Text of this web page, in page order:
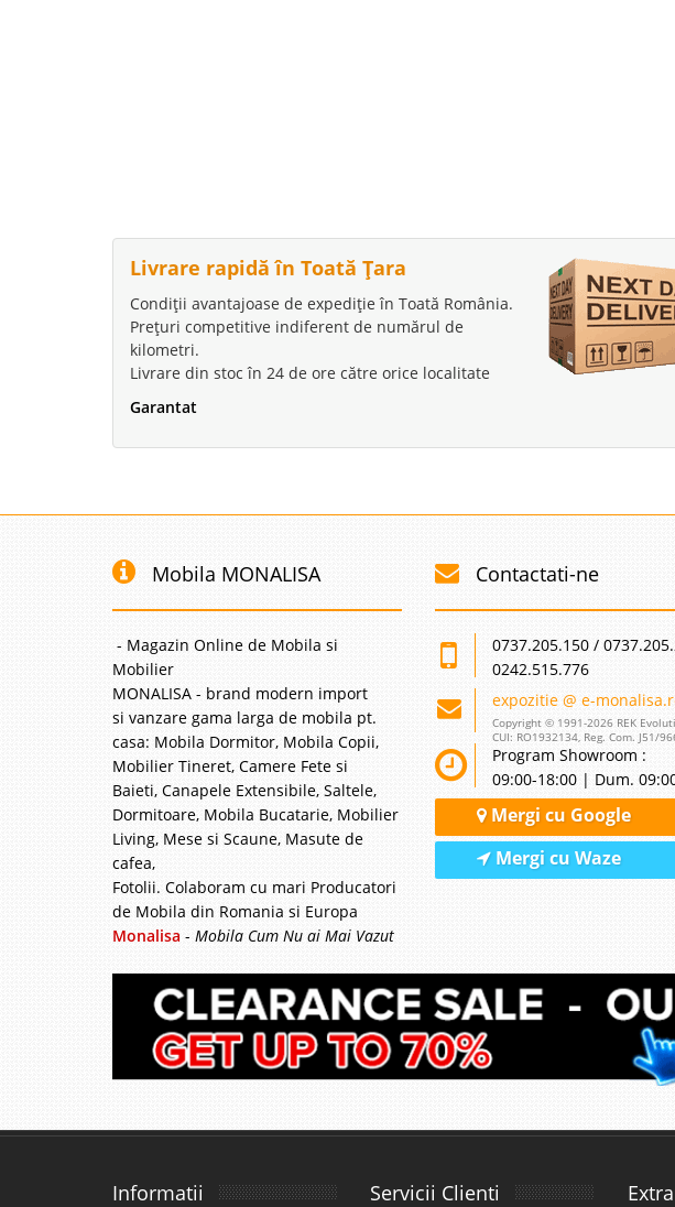
Livrare rapidă în Toată Țara
Condiții avantajoase de expediție în Toată România.
Prețuri competitive indiferent de numărul de
kilometri.
Livrare din stoc în 24 de ore către orice localitate
Garantat
Mobila MONALISA
- Magazin Online de Mobila si
Mobilier
MONALISA - brand modern import
si vanzare gama larga de mobila pt.
casa: Mobila Dormitor, Mobila Copii,
Mobilier Tineret, Camere Fete si
Baieti, Canapele Extensibile, Saltele,
Dormitoare, Mobila Bucatarie, Mobilier
Living, Mese si Scaune, Masute de
cafea,
Fotolii. Colaboram cu mari Producatori
de Mobila din Romania si Europa
Monalisa - Mobila Cum Nu ai Mai Vazut
Contactati-ne
0737.205.150 /
0242.515.776
expozitie @ e-
Copyright © 1991-2026 REK
CUI: RO1932134, Reg. Com. J51/
Program Showroom :
09:00-18:00 | Dum.
Mergi cu Google
Mergi cu Waze
Informatii Servicii Clienti Extra